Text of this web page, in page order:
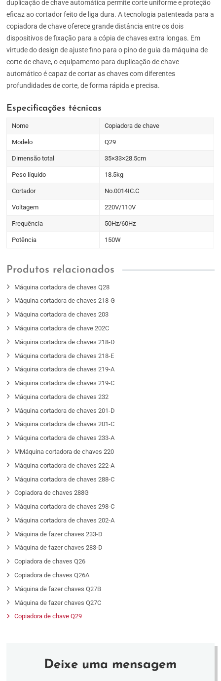
duplicação de chave automática permite corte uniforme e proteção
eficaz ao cortador feito de liga dura. A tecnologia patenteada para a
copiadora de chave oferece grande distância entre os dois
dispositivos de fixação para a cópia de chaves extra longas. Em
virtude do design de ajuste fino para o pino de guia da máquina de
corte de chave, o equipamento para duplicação de chave
automático é capaz de cortar as chaves com diferentes
profundidades de corte, de forma rápida e precisa.
Especificações técnicas
Nome Copiadora de chave
Modelo Q29
Dimensão total 35×33×28.5cm
Peso líquido 18.5kg
Cortador No.0014IC.C
Voltagem 220V/110V
Frequência 50Hz/60Hz
Potência 150W
Produtos relacionados
Máquina cortadora de chaves Q28
Máquina cortadora de chaves 218-G
Máquina cortadora de chaves 203
Máquina cortadora de chave 202C
Máquina cortadora de chaves 218-D
Máquina cortadora de chaves 218-E
Máquina cortadora de chaves 219-A
Máquina cortadora de chaves 219-C
Máquina cortadora de chaves 232
Máquina cortadora de chaves 201-D
Máquina cortadora de chaves 201-C
Máquina cortadora de chaves 233-A
MMáquina cortadora de chaves 220
Máquina cortadora de chaves 222-A
Máquina cortadora de chaves 288-C
Copiadora de chaves 288G
Máquina cortadora de chaves 298-C
Máquina cortadora de chaves 202-A
Máquina de fazer chaves 233-D
Máquina de fazer chaves 283-D
Copiadora de chaves Q26
Copiadora de chaves Q26A
Máquina de fazer chaves Q27B
Máquina de fazer chaves Q27C
Copiadora de chave Q29
Deixe uma mensagem